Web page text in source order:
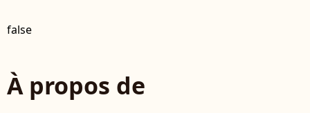
false
À propos de